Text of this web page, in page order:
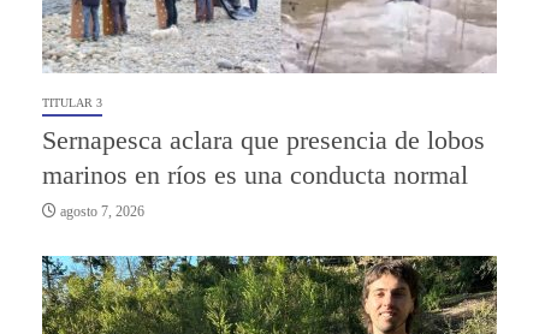
TITULAR 3
Sernapesca aclara que presencia de lobos
marinos en ríos es una conducta normal
agosto 7, 2026